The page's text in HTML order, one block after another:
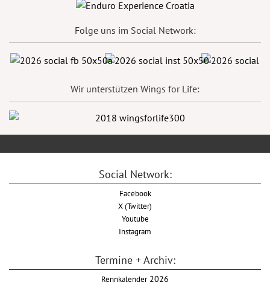
Folge uns im Social Network:
Wir unterstützen Wings for Life:
Social Network:
Facebook
X (Twitter)
Youtube
Instagram
Termine + Archiv:
Rennkalender2026